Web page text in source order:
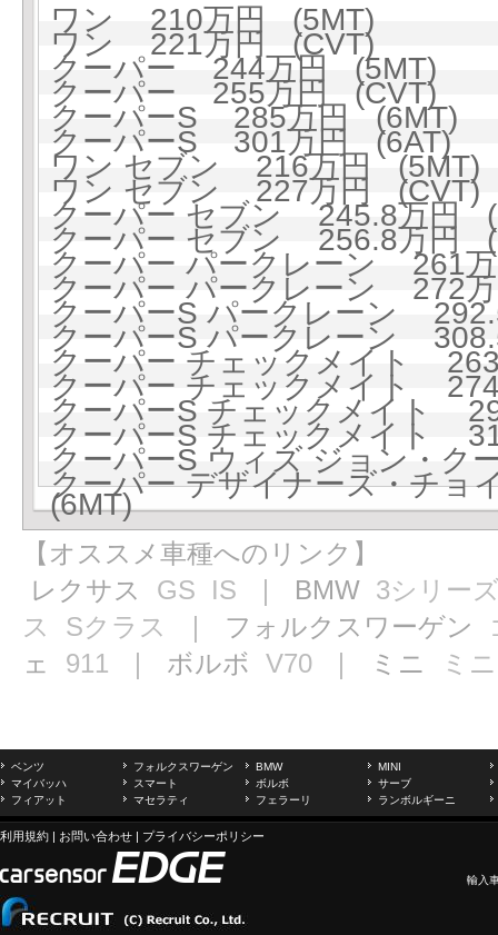
ワン 210万円 (5MT)
ワン 221万円 (CVT)
クーパー 244万円 (5MT)
クーパー 255万円 (CVT)
クーパーS 285万円 (6MT)
クーパーS 301万円 (6AT)
ワン セブン 216万円 (5MT)
ワン セブン 227万円 (CVT)
クーパー セブン 245.8万円
クーパー セブン 256.8万円
クーパー パークレーン 261
クーパー パークレーン 272
クーパーS パークレーン
クーパーS パークレーン
クーパー チェックメイト
クーパー チェックメイト
クーパーS チェックメイト
クーパーS チェックメイト
クーパーS ウィズ ジョン・
(6MT)
クーパー デザイナーズ・チ
【オススメ車種へのリンク】
レクサス GS IS ｜ BMW 3シリー
ス
Sクラス ｜ フォルクスワーゲン
ェ 911 ｜ ボルボ V70 ｜ ミニ ミニ
ベンツ フォルクスワーゲン BMW
MINI
マイバッハ
スマート ボルボ
サーブ
フィアット
マセラティ フェラーリ ランボルギーニ
利用規約 | お問い合わせ | プライバシーポリシー
輸入